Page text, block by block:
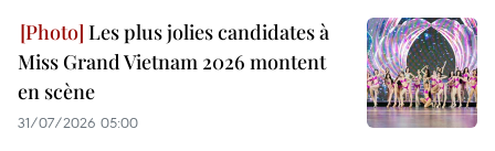
Les plus jolies candidates à
Miss Grand Vietnam 2026 montent
en scène
31/07/2026 05:00